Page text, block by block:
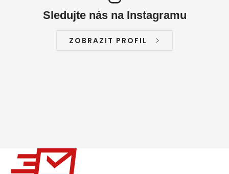
Sledujte nás na Instagramu
ZOBRAZIT PROFIL